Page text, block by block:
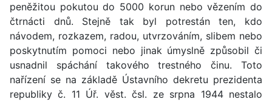
peněžitou pokutou do 5000 korun nebo vězením do
čtrnácti dnů. Stejně tak byl potrestán ten, kdo
návodem, rozkazem, radou, utvrzováním, slibem nebo
poskytnutím pomoci nebo jinak úmyslně způsobil či
usnadnil spáchání takového trestného činu. Toto
nařízení se na základě Ústavního dekretu prezidenta
republiky č. 11 Úř. věst. čsl. ze srpna 1944 nestalo